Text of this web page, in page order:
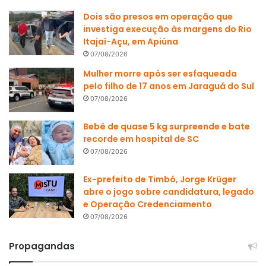
Dois são presos em operação que
investiga execução às margens do Rio
Itajaí-Açu, em Apiúna
07/08/2026
Mulher morre após ser esfaqueada
pelo filho de 17 anos em Jaraguá do Sul
07/08/2026
Bebê de quase 5 kg surpreende e bate
recorde em hospital de SC
07/08/2026
Ex-prefeito de Timbó, Jorge Krüger
abre o jogo sobre candidatura, legado
e Operação Credenciamento
07/08/2026
Propagandas